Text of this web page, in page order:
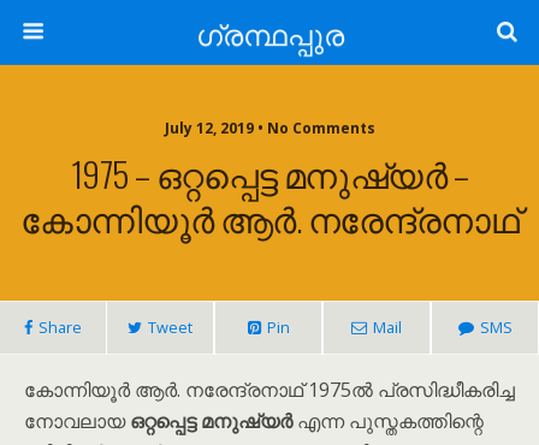
ഗ്രന്ഥപ്പുര
July 12, 2019 • No Comments
1975 – ഒറ്റപ്പെട്ട മനുഷ്യർ –
കോന്നിയൂർ ആർ. നരേന്ദ്രനാഥ്
Share Tweet Pin Mail SMS
കോന്നിയൂർ ആർ. നരേന്ദ്രനാഥ് 1975ൽ പ്രസിദ്ധീകരിച്ച
നോവലായഒറ്റപ്പെട്ട മനുഷ്യർഎന്ന പുസ്തകത്തിന്റെ